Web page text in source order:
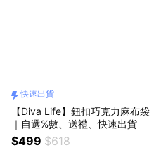
快速出貨
【Diva Life】鈕扣巧克力麻布袋
｜自選%數、送禮、快速出貨
$499 $618